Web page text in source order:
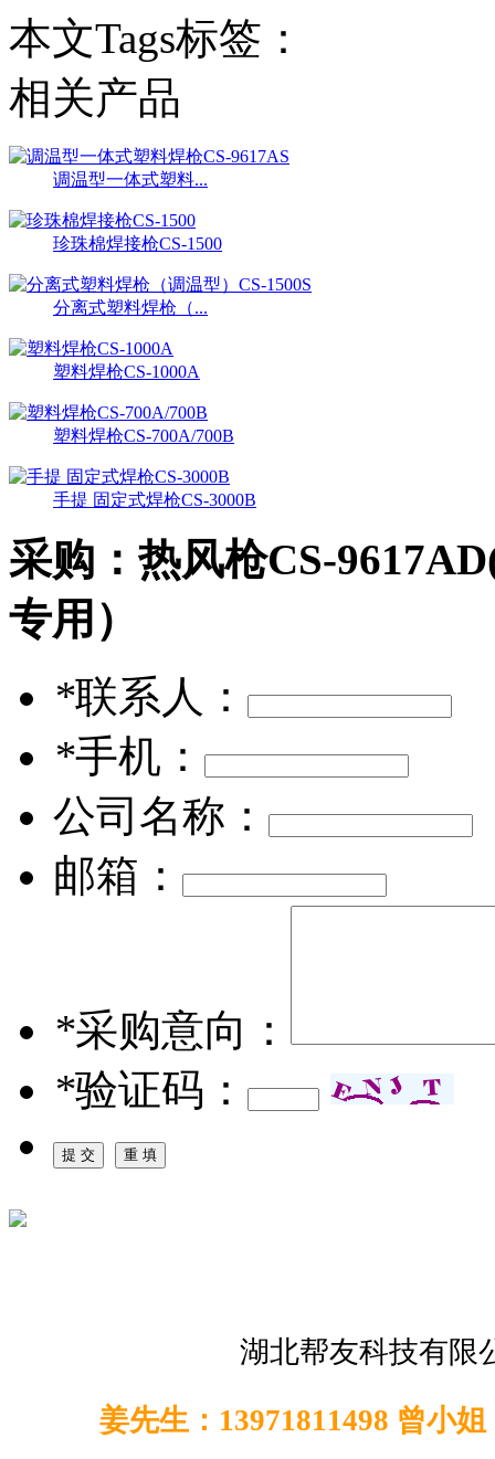
本文Tags标签：
相关产品
调温型一体式塑料...
珍珠棉焊接枪CS-1500
分离式塑料焊枪（...
塑料焊枪CS-1000A
塑料焊枪CS-700A/700B
手提 固定式焊枪CS-3000B
采购： 热风枪CS-
专用）
*联系人：
*手机：
公司名称：
邮箱：
*采购意向：
*验证码：
湖北帮友科技有限
姜先生：13971811498 曾小姐